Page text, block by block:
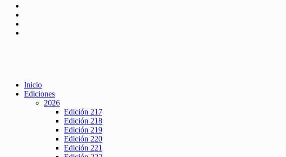
Inicio
Ediciones
2026
Edición 217
Edición 218
Edición 219
Edición 220
Edición 221